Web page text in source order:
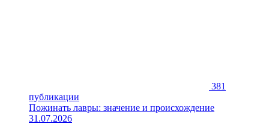
381
публикации
Пожинать лавры: значение и происхождение
31.07.2026